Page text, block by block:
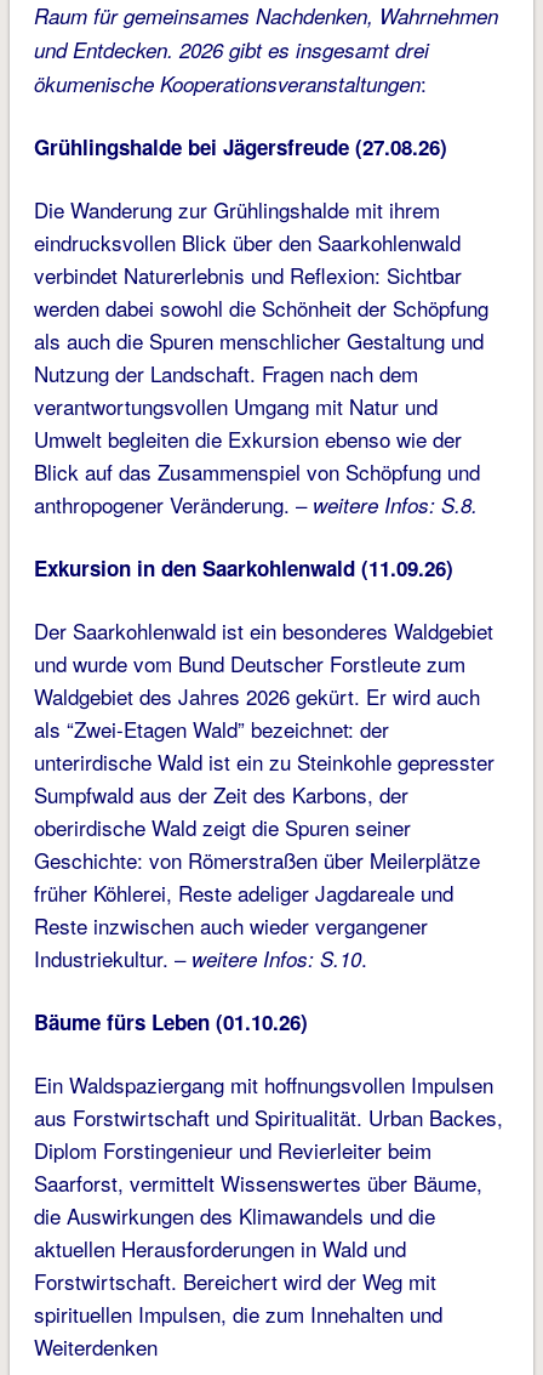
Raum für gemeinsames Nachdenken, Wahrnehmen
und Entdecken. 2026 gibt es insgesamt drei
ökumenische Kooperationsveranstaltungen:
Grühlingshalde bei Jägersfreude (27.08.26)
Die Wanderung zur Grühlingshalde mit ihrem
eindrucksvollen Blick über den Saarkohlenwald
verbindet Naturerlebnis und Reflexion: Sichtbar
werden dabei sowohl die Schönheit der Schöpfung
als auch die Spuren menschlicher Gestaltung und
Nutzung der Landschaft. Fragen nach dem
verantwortungsvollen Umgang mit Natur und
Umwelt begleiten die Exkursion ebenso wie der
Blick auf das Zusammenspiel von Schöpfung und
anthropogener Veränderung. – weitere Infos: S.8.
Exkursion in den Saarkohlenwald (11.09.26)
Der Saarkohlenwald ist ein besonderes Waldgebiet
und wurde vom Bund Deutscher Forstleute zum
Waldgebiet des Jahres 2026 gekürt. Er wird auch
als “Zwei-Etagen Wald” bezeichnet: der
unterirdische Wald ist ein zu Steinkohle gepresster
Sumpfwald aus der Zeit des Karbons, der
oberirdische Wald zeigt die Spuren seiner
Geschichte: von Römerstraßen über Meilerplätze
früher Köhlerei, Reste adeliger Jagdareale und
Reste inzwischen auch wieder vergangener
Industriekultur. – weitere Infos: S.10.
Bäume fürs Leben (01.10.26)
Ein Waldspaziergang mit hoffnungsvollen Impulsen
aus Forstwirtschaft und Spiritualität. Urban Backes,
Diplom Forstingenieur und Revierleiter beim
Saarforst, vermittelt Wissenswertes über Bäume,
die Auswirkungen des Klimawandels und die
aktuellen Herausforderungen in Wald und
Forstwirtschaft. Bereichert wird der Weg mit
spirituellen Impulsen, die zum Innehalten und
Weiterdenken